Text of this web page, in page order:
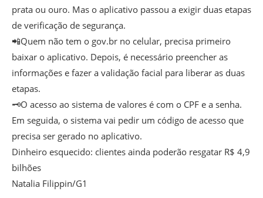
prata ou ouro. Mas o aplicativo passou a exigir duas etapas
de verificação de segurança.
📲Quem não tem o gov.br no celular, precisa primeiro
baixar o aplicativo. Depois, é necessário preencher as
informações e fazer a validação facial para liberar as duas
etapas.
🗝O acesso ao sistema de valores é com o CPF e a senha.
Em seguida, o sistema vai pedir um código de acesso que
precisa ser gerado no aplicativo.
Dinheiro esquecido: clientes ainda poderão resgatar R$ 4,9
bilhões
Natalia Filippin/G1